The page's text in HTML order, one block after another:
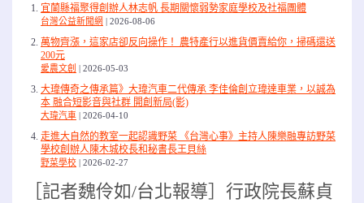
宜蘭縣福聚得創辦人林志帆 長期關懷弱勢家庭學校及社福團體
台灣公益新聞網 2026-08-06
萬物齊漲，這家店卻反向操作！ 農特產行以進貨價賣給你，掃碼還送
200元
愛農文創 2026-05-03
大瑋傳奇之傳承篇》大瑋汽車二代傳承 李佳倫創立瑋達車業，以誠為
本 融合短影音與社群 開創新局(影)
大瑋汽車 2026-04-10
走進大自然的教室一起認識野菜 《台灣心事》主持人陳樂融專訪野菜
學校創辦人陳木城校長和秘書長王貝絲
野菜學校 2026-02-27
［記者魏伶如/台北報導］行政院長蘇貞